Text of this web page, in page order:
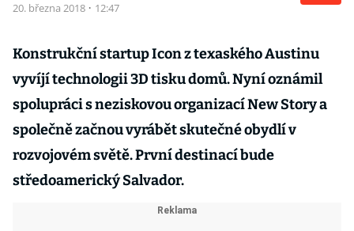
20. března 2018 · 12:47
Konstrukční startup Icon z texaského Austinu
vyvíjí technologii 3D tisku domů. Nyní oznámil
spolupráci s neziskovou organizací New Story a
společně začnou vyrábět skutečné obydlí v
rozvojovém světě. První destinací bude
středoamerický Salvador.